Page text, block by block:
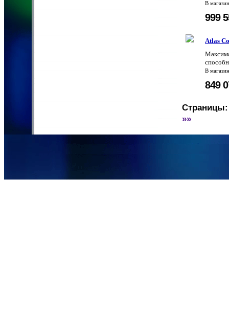
В
999
Atlas
В
849
Страницы:
»»